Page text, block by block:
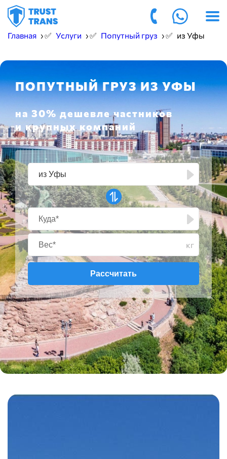
Главная › ✅ Услуги › ✅ Попутный груз › ✅ из Уфы
ПОПУТНЫЙ ГРУЗ ИЗ УФЫ
на 30% дешевле частников
и крупных компаний
кг
Рассчитать